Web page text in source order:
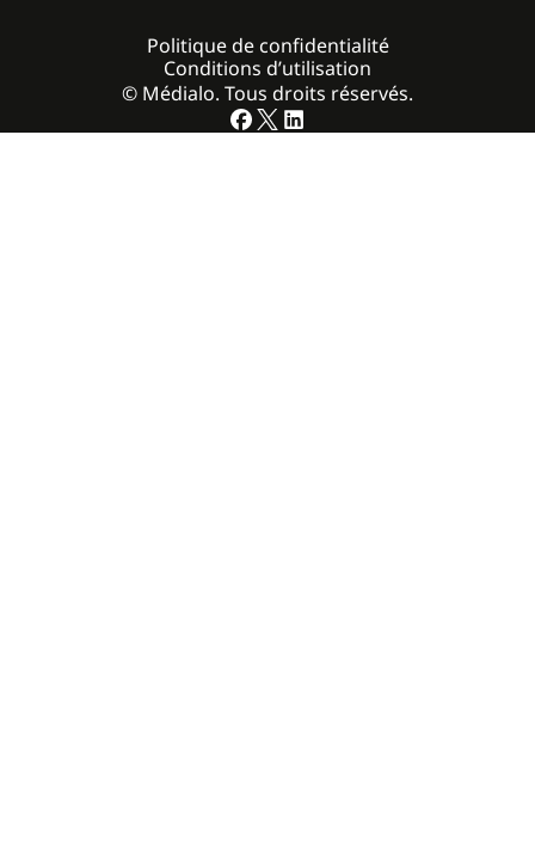
© Médialo. Tous droits réservés.
Politique de confidentialité
Conditions d’utilisation